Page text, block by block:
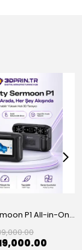
Creality Sermoon P1 All-in-One 3D Tarayıcı